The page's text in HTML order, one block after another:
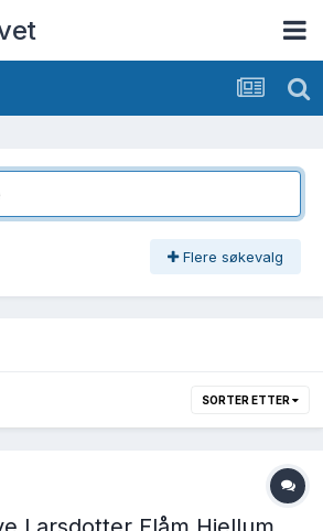
Flere søkevalg
SORTER ETTER